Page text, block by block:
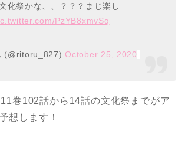
化祭かな、、？？？まじ楽し
PzYB8xmvSq
(@ritoru_827)October 25, 2020
巻102話から14話の文化祭までがア
想します！